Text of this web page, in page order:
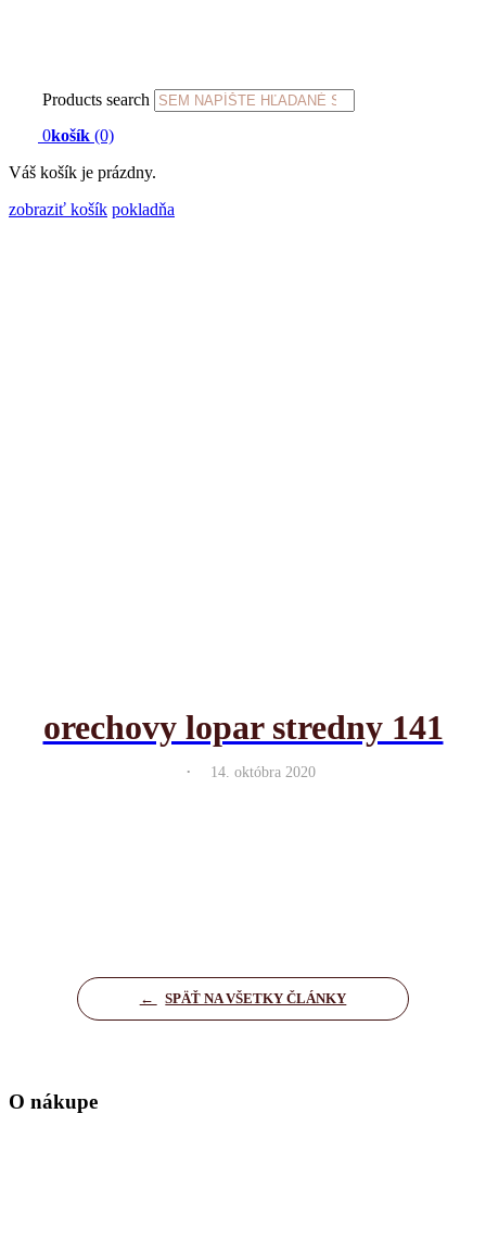
Products search
0košík (0)
Váš košík je prázdny.
zobraziť košík pokladňa
orechovy lopar stredny 141
. 14. októbra 2020
← SPÄŤ NA VŠETKY ČLÁNKY
O nákupe